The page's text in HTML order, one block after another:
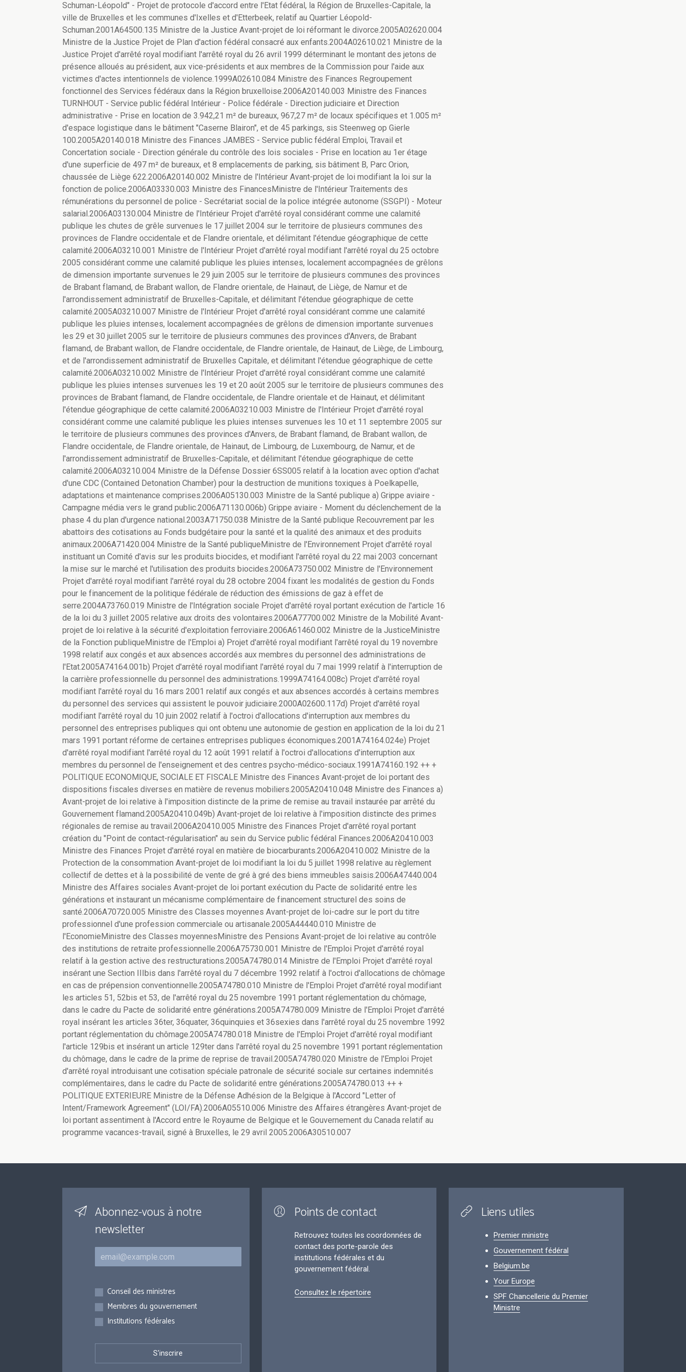
Abonnez-vous à notre
newsletter
Courriel
Inscriptions
Conseil des ministres
Membres du gouvernement
Institutions fédérales
Points de contact
Retrouvez toutes les coordonnées de
contact des porte-parole des
institutions fédérales et du
gouvernement fédéral.
Consultez le répertoire
Liens utiles
Premier ministre
Gouvernement fédéral
Belgium.be
Your Europe
SPF Chancellerie du Premier
Ministre